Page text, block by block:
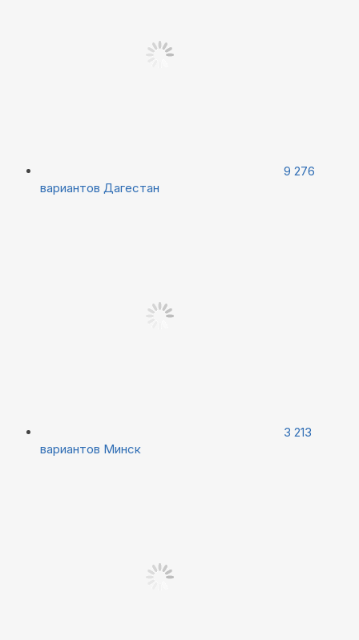
9 276
вариантов Дагестан
3 213
вариантов Минск